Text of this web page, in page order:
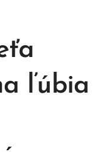
ľúbia